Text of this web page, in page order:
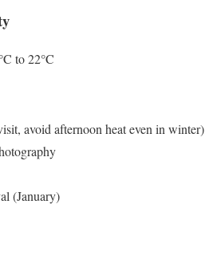
to 22°C
avoid afternoon heat even in winter)
(January)